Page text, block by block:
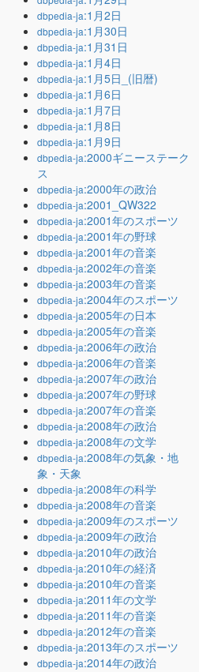
dbpedia-ja:1月2日
dbpedia-ja:1月30日
dbpedia-ja:1月31日
dbpedia-ja:1月4日
dbpedia-ja:1月5日_(旧暦)
dbpedia-ja:1月6日
dbpedia-ja:1月7日
dbpedia-ja:1月8日
dbpedia-ja:1月9日
dbpedia-ja:2000ギニーステーク
ス
dbpedia-ja:2000年の政治
dbpedia-ja:2001_QW322
dbpedia-ja:2001年のスポーツ
dbpedia-ja:2001年の野球
dbpedia-ja:2001年の音楽
dbpedia-ja:2002年の音楽
dbpedia-ja:2003年の音楽
dbpedia-ja:2004年のスポーツ
dbpedia-ja:2005年の日本
dbpedia-ja:2005年の音楽
dbpedia-ja:2006年の政治
dbpedia-ja:2006年の音楽
dbpedia-ja:2007年の政治
dbpedia-ja:2007年の野球
dbpedia-ja:2007年の音楽
dbpedia-ja:2008年の政治
dbpedia-ja:2008年の文学
dbpedia-ja:2008年の気象・地
象・天象
dbpedia-ja:2008年の科学
dbpedia-ja:2008年の音楽
dbpedia-ja:2009年のスポーツ
dbpedia-ja:2009年の政治
dbpedia-ja:2010年の政治
dbpedia-ja:2010年の経済
dbpedia-ja:2010年の音楽
dbpedia-ja:2011年の文学
dbpedia-ja:2011年の音楽
dbpedia-ja:2012年の音楽
dbpedia-ja:2013年のスポーツ
dbpedia-ja:2014年の政治